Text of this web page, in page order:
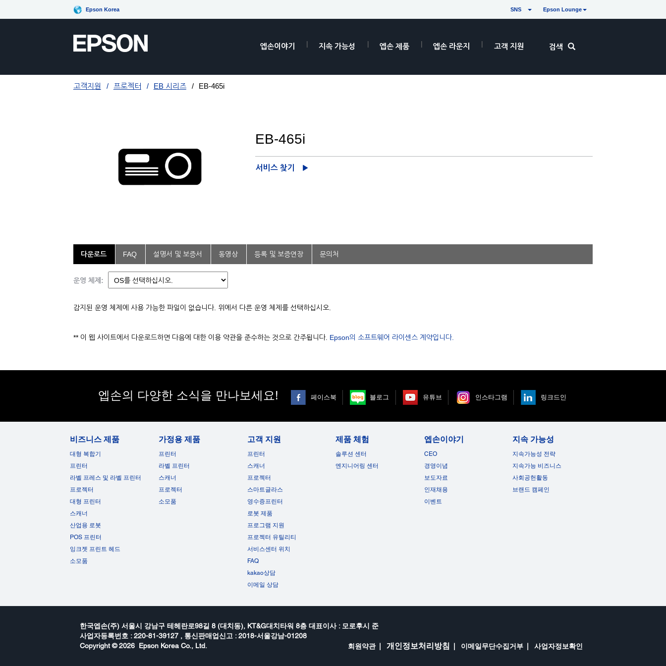
Epson Korea SNS Epson Lounge
엡손이야기 지속 가능성 엡손 제품 엡손 라운지 고객 지원 검색
고객지원 프로젝터 EB 시리즈 EB-465i
EB-465i
서비스 찾기
다운로드 FAQ 설명서 및 보증서 동영상 등록 및 보증연장 문의처
운영 체제:
감지된 운영 체제에 사용 가능한 파일이 없습니다. 위에서 다른 운영 체제를 선택하십시오.
** 이 웹 사이트에서 다운로드하면 다음에 대한 이용 약관을 준수하는 것으로 간주됩니다. Epson의 소프트웨어 라이센스 계약입니다.
엡손의 다양한 소식을 만나보세요! 페이스북 블로그 유튜브 인스타그램 링크드인
비즈니스 제품
대형 복합기
프린터
라벨 프레스 및 라벨 프린터
프로젝터
대형 프린터
스캐너
산업용 로봇
POS 프린터
잉크젯 프린트 헤드
소모품
가정용 제품
프린터
라벨 프린터
스캐너
프로젝터
소모품
고객 지원
프린터
스캐너
프로젝터
스마트글라스
영수증프린터
로봇 제품
프로그램 지원
프로젝터 유틸리티
서비스센터 위치
FAQ
kakao상담
이메일 상담
제품 체험
솔루션 센터
엔지니어링 센터
엡손이야기
CEO
경영이념
보도자료
인재채용
이벤트
지속 가능성
지속가능성 전략
지속가능 비즈니스
사회공헌활동
브랜드 캠페인
한국엡손(주) 서울시 강남구 테헤란로98길 8 (대치동), KT&G대치타워 8층 대표이사 : 모로후시 준
사업자등록번호 : 220-81-39127 , 통신판매업신고 : 2018-서울강남-01208
Copyright ©2026 Epson Korea Co., Ltd. 회원약관 개인정보처리방침 이메일무단수집거부 사업자정보확인